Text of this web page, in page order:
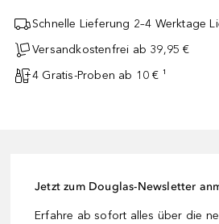
Schnelle Lieferung 2–4 Werktage
Versandkostenfrei ab 39,95 €
4 Gratis-Proben ab 10 € ¹
Jetzt zum Douglas-Newsletter
Erfahre ab sofort alles über die